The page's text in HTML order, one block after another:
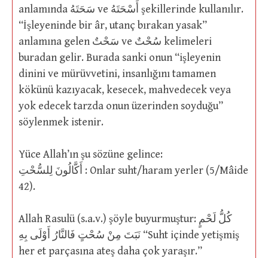
anlamında سَحَتَهُ ve أَسْحَتَهُ şekillerinde kullanılır.
“İşleyeninde bir âr, utanç bırakan yasak”
anlamına gelen سَحْتٌ ve سُحْتٌ kelimeleri
buradan gelir. Burada sanki onun “işleyenin
dinini ve mürüvvetini, insanlığını tamamen
kökünü kazıyacak, kesecek, mahvedecek veya
yok edecek tarzda onun üzerinden soyduğu”
söylenmek istenir.
Yüce Allah’ın şu sözüne gelince:
أَكَّالُونَ لِلسُّحْتِ : Onlar suht/haram yerler (5/Mâide
42).
Allah Rasulü (s.a.v.) şöyle buyurmuştur: كُلُّ لَحْمٍ
نَبَتَ مِنْ سُحْتٍ فَالنَّارُ أَوْلَى بِهِ “Suht içinde yetişmiş
her et parçasına ateş daha çok yaraşır.”